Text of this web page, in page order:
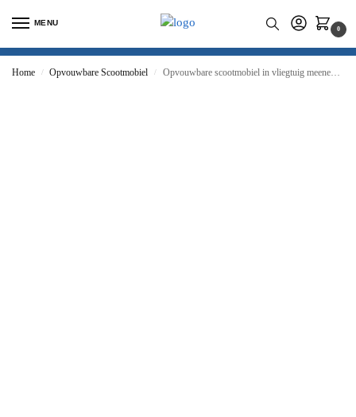
MENU
0
Home / Opvouwbare Scootmobiel / Opvouwbare scootmobiel in vliegtuig meenemen